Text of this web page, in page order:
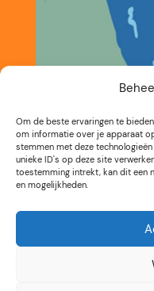
Om de beste ervaringen te
om informatie over je apparaat
stemmen met deze
unieke ID's op deze site
toestemming intrekt, kan dit een
en mogelijkheden.